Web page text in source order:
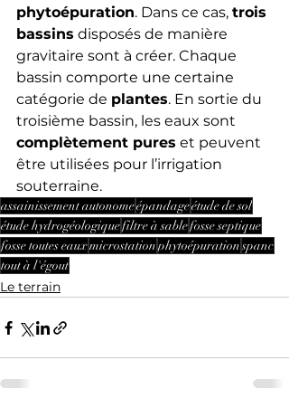
phytoépuration. Dans ce cas, trois
bassins disposés de manière
gravitaire sont à créer. Chaque
bassin comporte une certaine
catégorie de plantes. En sortie du
troisième bassin, les eaux sont
complètement pures et peuvent
être utilisées pour l’irrigation
souterraine.
assainissement autonomeépandageétude de sol
étude hydrogéologiquefiltre à sablefosse septique
fosse toutes eauxmicrostationphytoépurationspanc
tout à l'égout
Le terrain